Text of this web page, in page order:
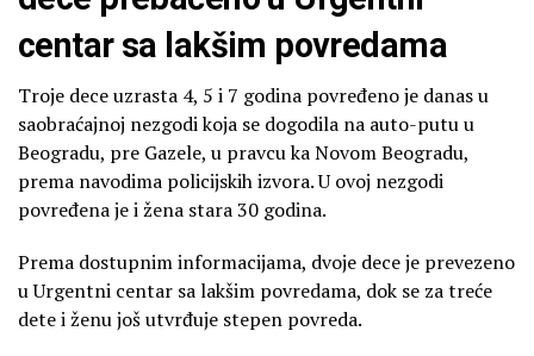
centar sa lakšim povredama
Troje dece uzrasta 4, 5 i 7 godina povređeno je danas u
saobraćajnoj nezgodi koja se dogodila na auto-putu u
Beogradu, pre Gazele, u pravcu ka Novom Beogradu,
prema navodima policijskih izvora. U ovoj nezgodi
povređena je i žena stara 30 godina.
Prema dostupnim informacijama, dvoje dece je prevezeno
u Urgentni centar sa lakšim povredama, dok se za treće
dete i ženu još utvrđuje stepen povreda.